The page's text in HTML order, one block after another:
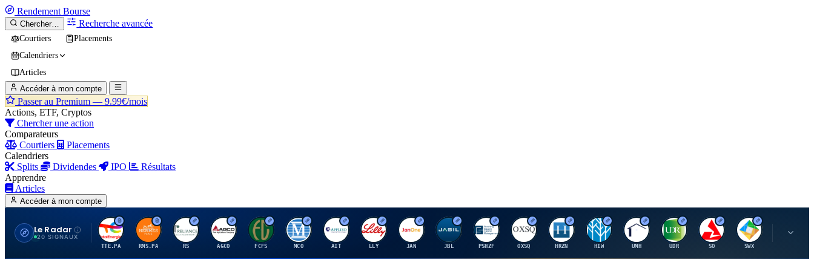
Rendement Bourse
Chercher… Recherche avancée
Courtiers
Placements
Calendriers
Articles
Accéder à mon compte
Passer au Premium — 9.99€/mois
Actions, ETF, Cryptos
Chercher une action
Comparateurs
Courtiers
Placements
Calendriers
Splits
Dividendes IPO
Résultats
Apprendre
Articles
Accéder à mon compte
Le Radar
20 SIGNAUX
T
TTE.PA
H
RMS.PA
R
RS
A
AGCO
F
FCFS
M
MCO
A
AIT
E
LLY
J
JAN
J
JBL
P
PSHZF
O
OXSQ
H
HRZN
H
HIW
U
UMH
U
UDR
S
SO
S
SWX
S